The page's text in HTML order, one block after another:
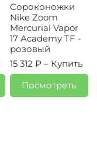
Сороконожки
Nike Zoom
Mercurial Vapor
17 Academy TF -
розовый
15 312 ₽ – Купить
Посмотреть